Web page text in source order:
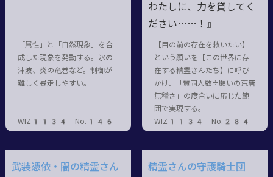
「属性」と「自然現象」を合
成した現象を発動する。氷の
津波、炎の竜巻など。制御が
難しく暴走しやすい。
WIZ1134 No.146
わたしに、力を貸してく
ださい……！』
【目の前の存在を救いたい】
という願いを【この世界に存
在する精霊さんたち】に呼び
かけ、「賛同人数÷願いの荒唐
無稽さ」の度合いに応じた範
囲で実現する。
WIZ1134 No.284
武装憑依・闇の精霊さん
精霊さんの守護騎士団